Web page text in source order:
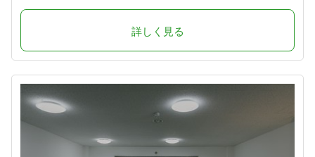
詳しく見る